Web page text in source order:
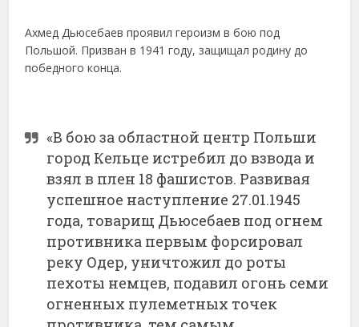
Ахмед Дьюсебаев проявил героизм в бою под
Польшой. Призван в 1941 году, защищал родину до
победного конца.
«В бою за областной центр Польши
город Кельце истребил до взвода и
взял в плен 18 фашистов. Развивая
успешное наступление 27.01.1945
года, товарищ Дьюсебаев под огнем
противника первым форсировал
реку Одер, уничтожил до роты
пехоты немцев, подавил огонь семи
огненных пулеметных точек